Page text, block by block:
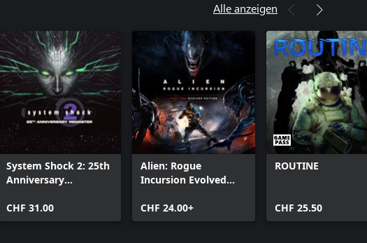
Alle anzeigen
System Shock 2: 25th
Anniversary
CHF 31.00
Alien: Rogue
Incursion Evolved
CHF 24.00+
ROUTINE
CHF 25.50